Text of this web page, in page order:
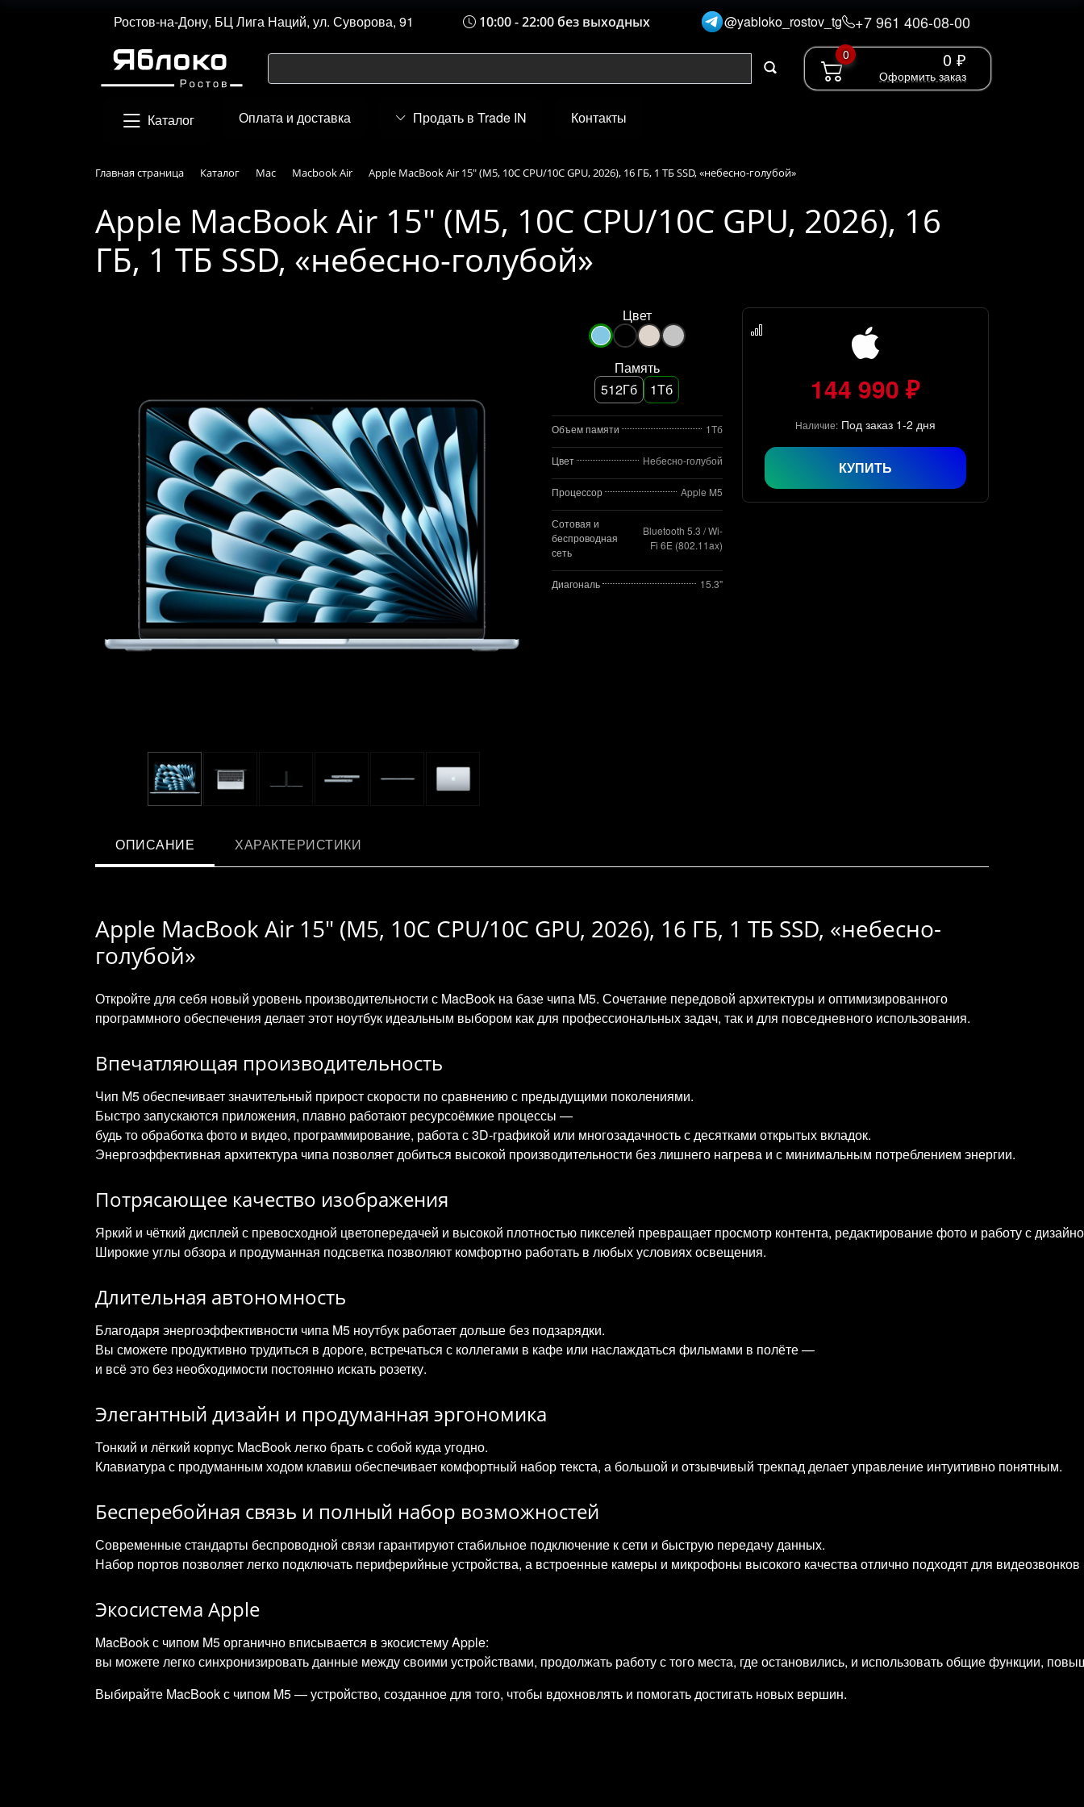
Ростов-на-Дону, БЦ Лига Наций, ул. Суворова, 91 10:00 - 22:00 без выходных @yabloko_rostov_tg +7 961 406-08-00
0 0 ₽
Оформить заказ
Каталог Оплата и доставка Продать в Trade IN Контакты
Главная страница Каталог Mac Macbook Air Apple MacBook Air 15" (M5, 10C CPU/10C GPU, 2026), 16 ГБ, 1 ТБ SSD, «небесно-голубой»
Apple MacBook Air 15" (M5, 10C CPU/10C GPU, 2026), 16
ГБ, 1 ТБ SSD, «небесно-голубой»
Цвет
Память
512Гб
1Тб
Объем памяти 1Тб
Цвет Небесно-голубой
Процессор Apple M5
Сотовая и
беспроводная
сеть
Bluetooth 5.3 / Wi-
Fi 6E (802.11ax)
Диагональ 15.3"
144 990 ₽
Наличие: Под заказ 1-2 дня
КУПИТЬ
ОПИСАНИЕ ХАРАКТЕРИСТИКИ
Apple MacBook Air 15" (M5, 10C CPU/10C GPU, 2026), 16 ГБ, 1 ТБ SSD, «небесно-
голубой»
Откройте для себя новый уровень производительности с MacBook на базе чипа M5. Сочетание передовой архитектуры и оптимизированного
программного обеспечения делает этот ноутбук идеальным выбором как для профессиональных задач, так и для повседневного использования.
Впечатляющая производительность
Чип M5 обеспечивает значительный прирост скорости по сравнению с предыдущими поколениями.
Быстро запускаются приложения, плавно работают ресурсоёмкие процессы —
будь то обработка фото и видео, программирование, работа с 3D‑графикой или многозадачность с десятками открытых вкладок.
Энергоэффективная архитектура чипа позволяет добиться высокой производительности без лишнего нагрева и с минимальным потреблением энергии.
Потрясающее качество изображения
Яркий и чёткий дисплей с превосходной цветопередачей и высокой плотностью пикселей превращает просмотр контента, редактирование фото и работу с
Широкие углы обзора и продуманная подсветка позволяют комфортно работать в любых условиях освещения.
Длительная автономность
Благодаря энергоэффективности чипа M5 ноутбук работает дольше без подзарядки.
Вы сможете продуктивно трудиться в дороге, встречаться с коллегами в кафе или наслаждаться фильмами в полёте —
и всё это без необходимости постоянно искать розетку.
Элегантный дизайн и продуманная эргономика
Тонкий и лёгкий корпус MacBook легко брать с собой куда угодно.
Клавиатура с продуманным ходом клавиш обеспечивает комфортный набор текста, а большой и отзывчивый трекпад делает управление интуитивно понятным.
Бесперебойная связь и полный набор возможностей
Современные стандарты беспроводной связи гарантируют стабильное подключение к сети и быструю передачу данных.
Набор портов позволяет легко подключать периферийные устройства, а встроенные камеры и микрофоны высокого качества отлично подходят для
Экосистема Apple
MacBook с чипом M5 органично вписывается в экосистему Apple:
вы можете легко синхронизировать данные между своими устройствами, продолжать работу с того места, где остановились, и использовать общие функции,
Выбирайте MacBook с чипом M5 — устройство, созданное для того, чтобы вдохновлять и помогать достигать новых вершин.